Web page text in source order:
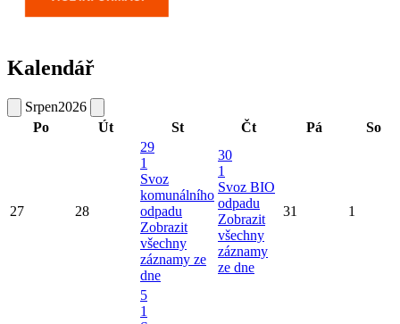
Kalendář
Srpen2026
Po
Út St Čt Pá So
27 28
29
1
Svoz
komunálního
odpadu
Zobrazit
všechny
záznamy ze
dne
30
1
Svoz BIO
odpadu
Zobrazit
všechny
záznamy
ze dne
31 1
5
1